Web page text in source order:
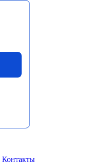
Контакты